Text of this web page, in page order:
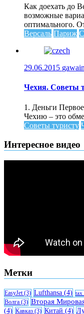
Как доехать до
возможные
оптимального.
Версаль Париж
29.06.2015 gawain
Чехия. Советы
1. Деньги
Чехию – это
Советы туристу
Интересное видео
Метки
EasyJet(3) Lufthansa (4) tax
Волга (3) Вторая
(4) Кавказ (3) Китай (4)